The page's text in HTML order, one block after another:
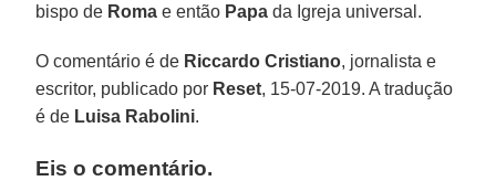
bispo de Roma e então Papa da Igreja universal.
O comentário é de Riccardo Cristiano, jornalista e
escritor, publicado por Reset, 15-07-2019. A tradução
é de Luisa Rabolini.
Eis o comentário.